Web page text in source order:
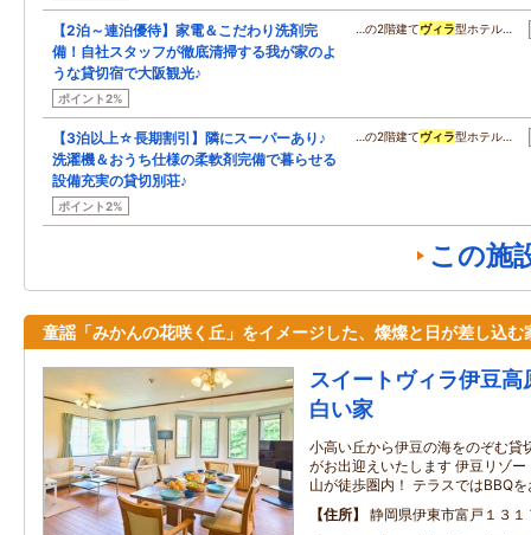
【2泊～連泊優待】家電＆こだわり洗剤完
備！自社スタッフが徹底清掃する我が家のよ
うな貸切宿で大阪観光♪
ポイント2%
…の2階建てヴィラ型ホテル…
【3泊以上☆長期割引】隣にスーパーあり♪
洗濯機＆おうち仕様の柔軟剤完備で暮らせる
設備充実の貸切別荘♪
ポイント2%
…の2階建てヴィラ型ホテル…
この施
童謡「みかんの花咲く丘」をイメージした、燦燦と日が差し込む
スイートヴィラ伊豆
白い家
小高い丘から伊豆の海をのぞむ貸
がお出迎えいたします 伊豆リゾ
山が徒歩圏内！ テラスではBBQ
住所
静岡県伊東市富戸１３１